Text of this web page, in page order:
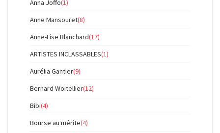
Anna Joffo(1)
Anne Mansouret(8)
Anne-Lise Blanchard(17)
ARTISTES INCLASSABLES(1)
Aurélia Gantier(9)
Bernard Woitellier(12)
Bibi(4)
Bourse au mérite(4)